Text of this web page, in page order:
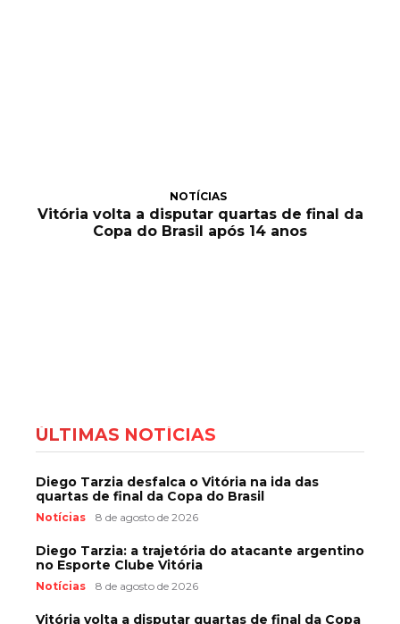
NOTÍCIAS
Vitória volta a disputar quartas de final da
Copa do Brasil após 14 anos
ÚLTIMAS NOTÍCIAS
Diego Tarzia desfalca o Vitória na ida das
quartas de final da Copa do Brasil
Notícias 8 de agosto de 2026
Diego Tarzia: a trajetória do atacante argentino
no Esporte Clube Vitória
Notícias 8 de agosto de 2026
Vitória volta a disputar quartas de final da Copa